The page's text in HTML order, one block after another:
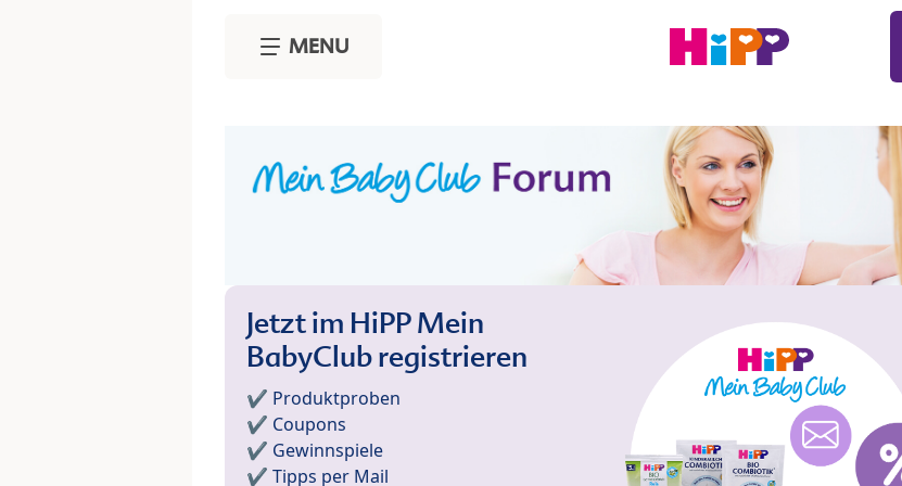
MENU
Jetzt im HiPP Mein
BabyClub registrieren
✔️ Produktproben
✔️ Coupons
✔️ Gewinnspiele
✔️ Tipps per Mail